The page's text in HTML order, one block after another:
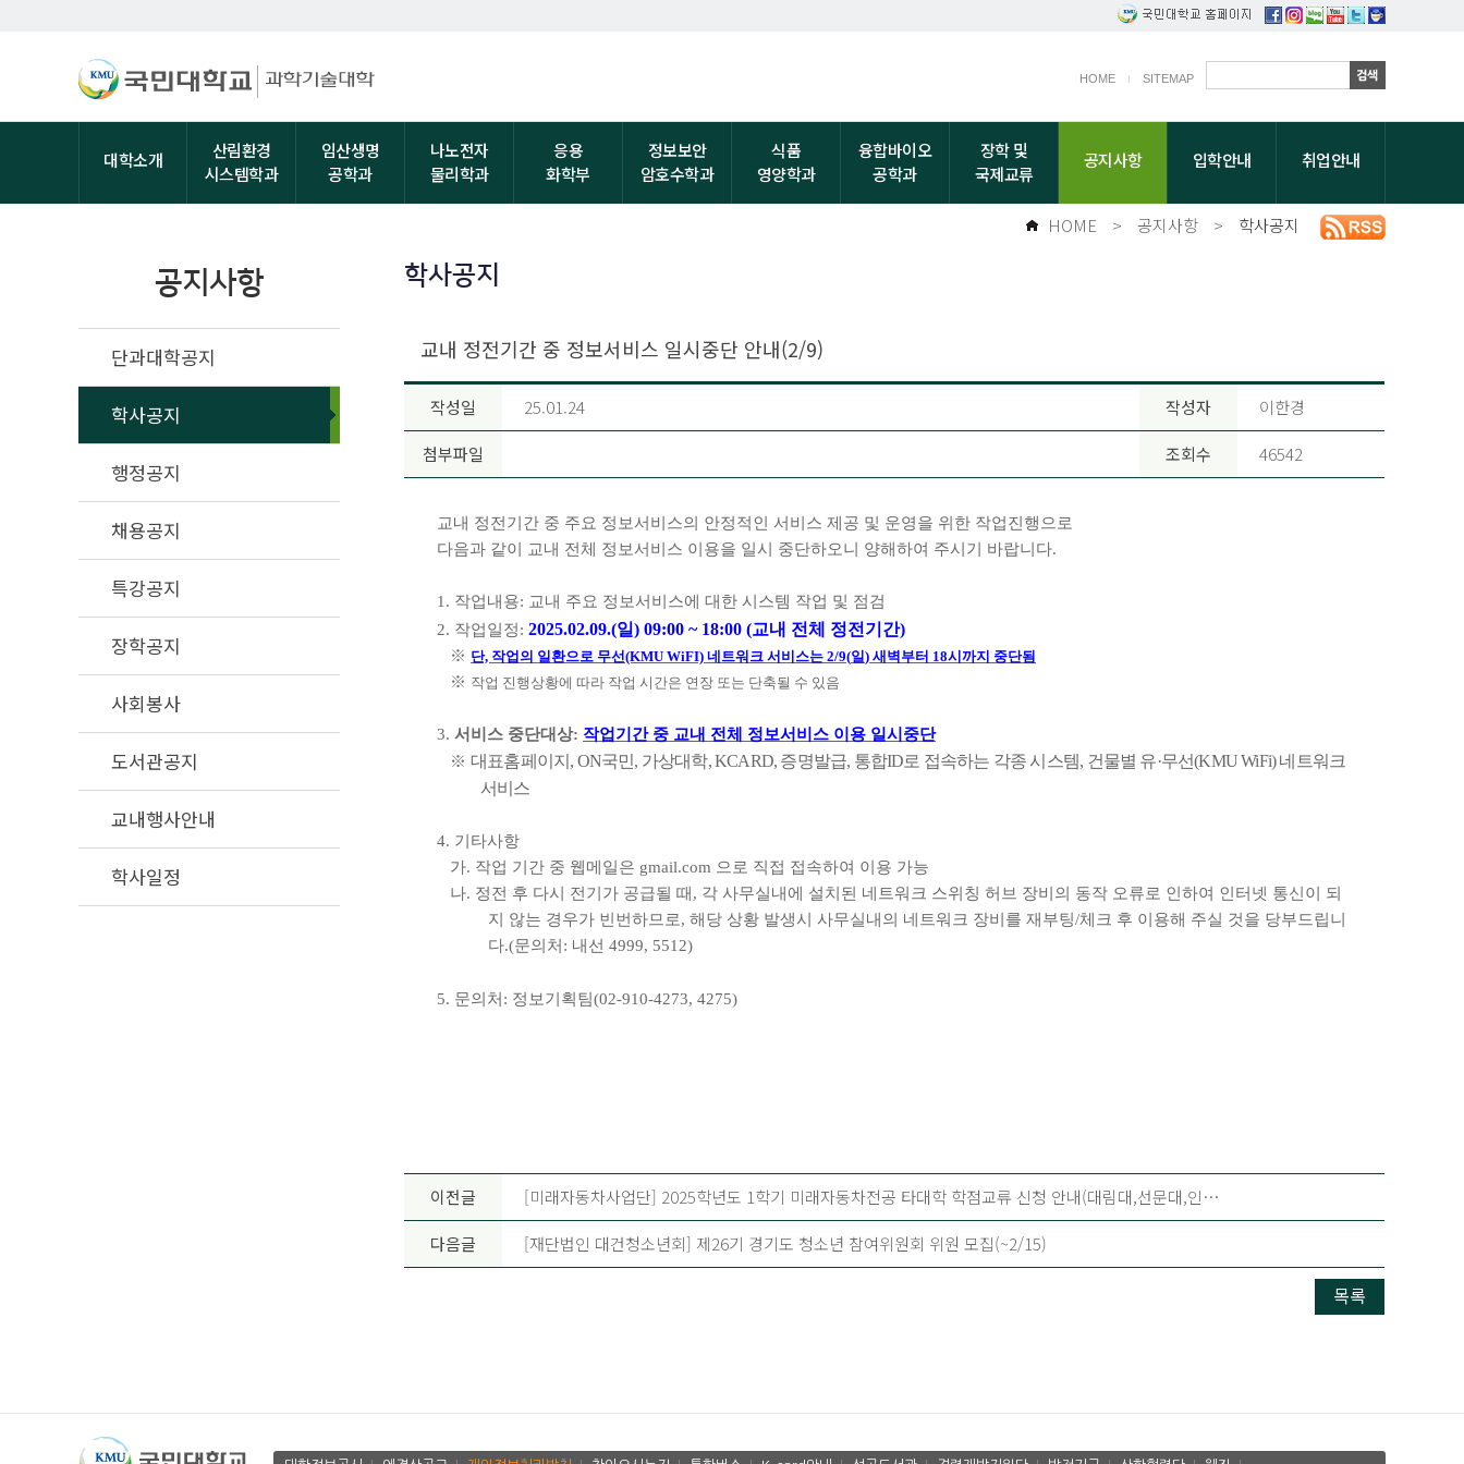
HOME SITEMAP
대학소개
산림환경
시스템학과
임산생명
공학과
나노전자
물리학과
응용
화학부
정보보안
암호수학과
식품
영양학과
융합바이오
공학과
장학 및
국제교류
공지사항 입학안내 취업안내
HOME > 공지사항 > 학사공지
공지사항
단과대학공지
학사공지
행정공지
채용공지
특강공지
장학공지
사회봉사
도서관공지
교내행사안내
학사일정
학사공지
교내 정전기간 중 정보서비스 일시중단 안내(2/9)
작성일 25.01.24 작성자 이한경
첨부파일 조회수 46542
교내 정전기간 중 주요 정보서비스의 안정적인 서비스 제공 및 운영을 위한 작업진행으로
다음과 같이 교내 전체 정보서비스 이용을 일시 중단하오니 양해하여 주시기 바랍니다.
1. 작업내용: 교내 주요 정보서비스에 대한 시스템 작업 및 점검
2. 작업일정: 2025.02.09.(일) 09:00 ~ 18:00 (교내 전체 정전기간)
※ 단, 작업의 일환으로 무선(KMU WiFI) 네트워크 서비스는 2/9(일) 새벽부터 18시까지 중단됨
※ 작업 진행상황에 따라 작업 시간은 연장 또는 단축될 수 있음
3. 서비스 중단대상: 작업기간 중 교내 전체 정보서비스 이용 일시중단
※ 대표홈페이지 , ON국민, 가상대학, KCARD, 증명발급, 통합ID로 접속하는 각종 시스템, 건물별 유·무선(KMU WiFi)네트워크
서비스
4. 기타사항
가. 작업 기간 중 웹메일은 gmail.com 으로 직접 접속하여 이용 가능
나. 정전 후 다시 전기가 공급될 때 , 각 사무실내에 설치된 네트워크 스위칭 허브 장비의 동작 오류로 인하여 인터넷 통신이 되
지 않는 경우가 빈번하므로,해당 상황 발생시 사무실내의 네트워크 장비를 재부팅/체크 후 이용해 주실 것을 당부드립니
다.(문의처 : 내선4999, 5512)
5. 문의처 : 정보기획팀(02-910-4273, 4275)
이전글 [미래자동차사업단] 2025학년도 1학기 미래자동차전공 타대학 학점교류 신청 안내(대림대,선문대,인…
다음글 [재단법인 대건청소년회] 제26기 경기도 청소년 참여위원회 위원 모집(~2/15)
목록